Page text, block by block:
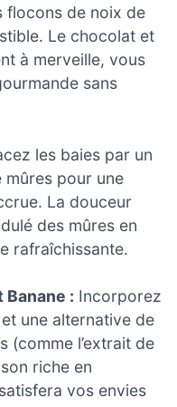
flocons de noix de
Le chocolat et
à merveille, vous
sans
les baies par un
mûres pour une
La douceur
des mûres en
rafraîchissante.
Banane : Incorporez
une alternative de
(comme l’extrait de
riche en
vos envies